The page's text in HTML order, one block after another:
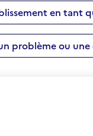
en tant
problème ou une